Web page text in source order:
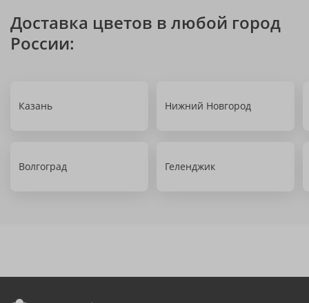
Доставка цветов в любой город
России:
Казань Нижний Новгород
Волгоград Геленджик